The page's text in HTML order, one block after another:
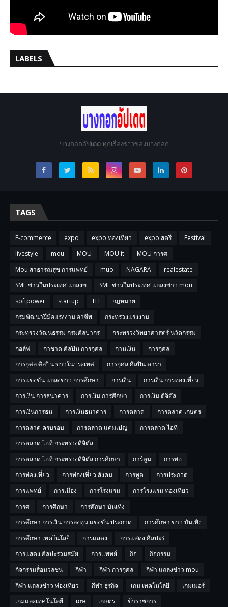
LABELS
บางกอกอัปเดต ทุกเรื่องราวของบางกอก
TAGS
E-commerce expo expo ท่องเที่ยว expo สตรี
Festival
livestyle
mou MOU MOU it
MOU การศ
Mou สาธารณสุข การแพทย์
muo NAGARA
realestate
SME ข่าวในประเทศ แถลงข
SME ข่าวในประเทศ แถลงข่าว mou
softpower
startup TH
กฎหมาย
กรมพัฒนาฝีมือแรงงาน อาชีพ
กระทรวงแรงงาน
กระทรวงวัฒนธรรม กรมศิลปากร
กระทรวงวิทยาศาสตร์ นวัตกรรม
กอล์ฟ
กาชาด ศิลปิน การกุศล กานเงิน
การกุศล
การกุศล ศิลปิน ข่าวในประเทศ
การกุศล ศิลปิน ดารา
การแข่งขัน แถลงข่าว การศึกษา
การเงิน
การเงิน การท่องเที่ยว
การเงิน การธนาคาร
การเงิน การศึกษา
การเงิน ดิจิตัล
การเงินการธน
การเงินธนาคาร การตลาด
การตลาด เกษตร
การตลาด ครบรอบ
การตลาด แคมเปญ
การตลาด ไอที
การตลาด ไอที กระทรวงดิจิตัล
การตลาด ไอที กระทรวงดิจิตัล การศีกษา
การ์ตูน
การท่อ
การท่องเที่ยว
การท่องเที่ยว สังคม การทูต
การประกวด
การแพทย์
การเมือง การโรงแรม
การโรงแรม ท่องเที่ยว
การศ
การศึกษา
การศึกษา บันเทิง
การศึกษา การเงิน การลงทุน แข่งขัน ประกวด
การศึกษา ข่าว บันเทิง
การศึกษา เทคโนโลยี
การแสดง
การแสดง ศิลปะร่
การแสดง ศิลปะร่วมสมัย
การเเพทย์ กิจ
กิจกรรม
กิจกรรมสื่อมวลชน
กีฬา กีฬา การกุศล
กีฬา แถลงข่าว mou
กีฬา แถลงข่าว ท่องเที่ยว
กีฬา ธุรกิจ เกม เทคโนโลยี
เกมเมอร์
เกมและเทคโนโลยี
เกษ เกษตร
ข้าราชการ